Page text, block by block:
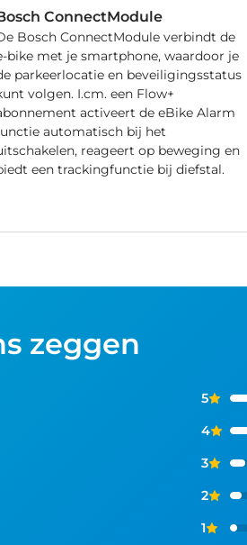
ConnectModule
Bosch ConnectModule verbindt de
bike met je smartphone, waardoor je
parkeerlocatie en beveiligingsstatus
volgen. I.cm. een Flow+
activeert de eBike Alarm
automatisch bij het
reageert op beweging en
een trackingfunctie bij diefstal.
zeggen
5
4
3
2
1